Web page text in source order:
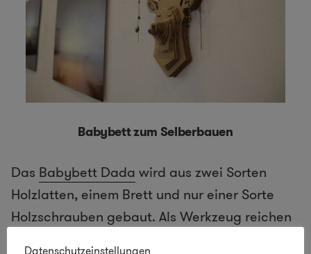
Babybett zum Selberbauen
Das Babybett Dada wird aus zwei Sorten
Holzlatten, einem Brett und nur einer Sorte
Holzschrauben gebaut. Als Werkzeug reichen
Datenschutzeinstellungen